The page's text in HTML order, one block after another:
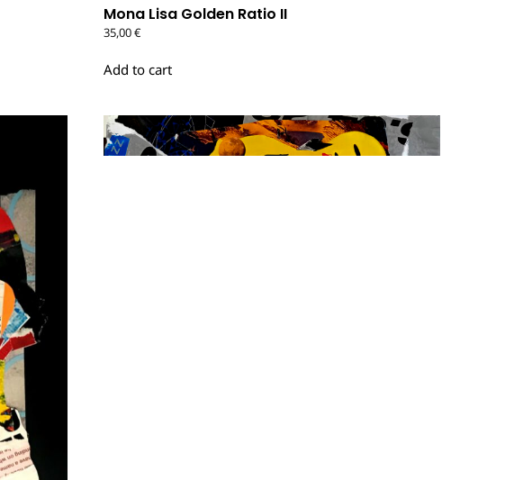
Mona Lisa Golden Ratio II
35,00€
Add to cart